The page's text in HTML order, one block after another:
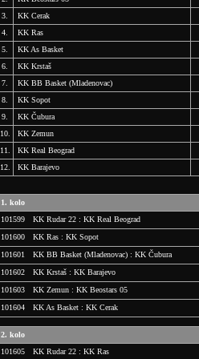
3.
KK Cerak
4.
KK Ras
5.
KK As Basket
6.
KK Krstaš
7.
KK BB Basket (Mladenovac)
8.
KK Sopot
9.
KK Čubura
10.
KK Zemun
11.
KK Real Beograd
12.
KK Barajevo
1. kolo
101599
KK Rudar 22 : KK Real Beograd
Datum: 02.11.2025Vreme:10:15
Lokacija:
Lazarevac - SRC Kolubara (Stara hala)
Sudije:Nikola Blagojević, Boris MarjanovićDelegat:Željko
101600
KK Ras : KK Sopot
Datum:
01.11.2025Vreme:16:45
Lokacija:
Čukarica - Ujedinjene Nacije (Borova 8)
101601
KK BB Basket (Mladenovac) : KK Čubura
Datum: 01.11.2025 Vreme:17:00
Lokacija:
Mladenovac - Sveti Sava (Kosmajska 47)
101602
KK Krstaš : KK Barajevo
Datum: 02.11.2025Vreme: 10:45
Lokacija:
Vračar - Sportski centar Mirko Sandić (Sjenička 1)
101603
KK Zemun : KK Beostars 05
Datum: 02.11.2025Vreme:10:20
101604
KK As Basket : KK Cerak
Lokacija:
2. kolo
101605
KK Rudar 22 : KK Ras